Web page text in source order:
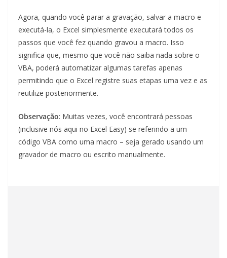
Agora, quando você parar a gravação, salvar a macro e
executá-la, o Excel simplesmente executará todos os
passos que você fez quando gravou a macro. Isso
significa que, mesmo que você não saiba nada sobre o
VBA, poderá automatizar algumas tarefas apenas
permitindo que o Excel registre suas etapas uma vez e as
reutilize posteriormente.
Observação: Muitas vezes, você encontrará pessoas
(inclusive nós aqui no Excel Easy) se referindo a um
código VBA como uma macro – seja gerado usando um
gravador de macro ou escrito manualmente.